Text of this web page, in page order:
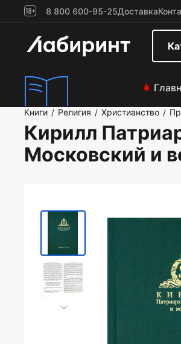
8 800 600-95-25Доставка
Книги / Религия / Христианство /
Кирилл
Московский и